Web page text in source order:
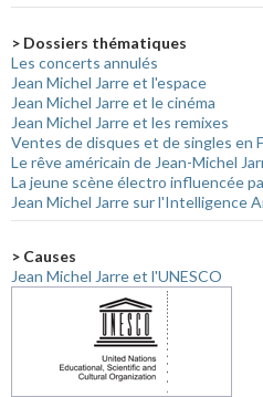
> Dossiers thématiques
Les concerts annulés
Jean Michel Jarre et l'espace
Jean Michel Jarre et le cinéma
Jean Michel Jarre et les remixes
Ventes de disques et de singles en
Le rêve américain de Jean-Michel
La jeune scène électro influencée
Jean Michel Jarre sur l'Intelligence
> Causes
Jean Michel Jarre et l'UNESCO